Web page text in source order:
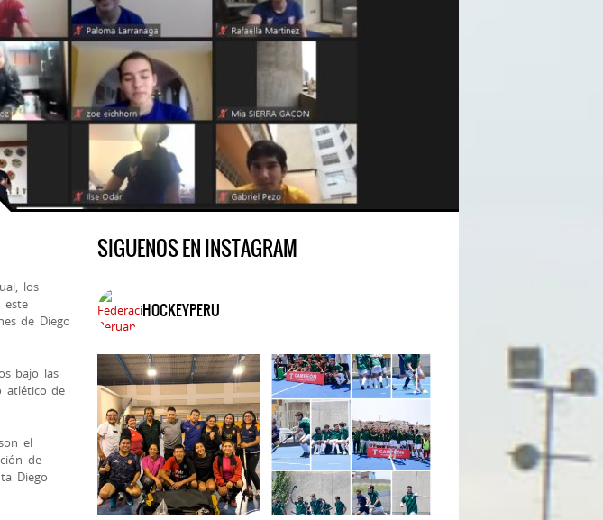
los
este
de Diego
bajo las
atlético de
el
de
Diego
SIGUENOS EN INSTAGRAM
HOCKEYPERU